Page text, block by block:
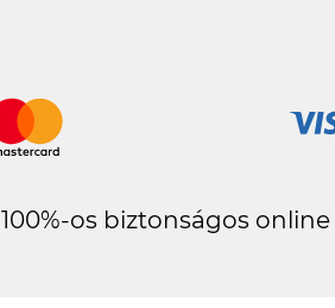
100%-os biztonságos